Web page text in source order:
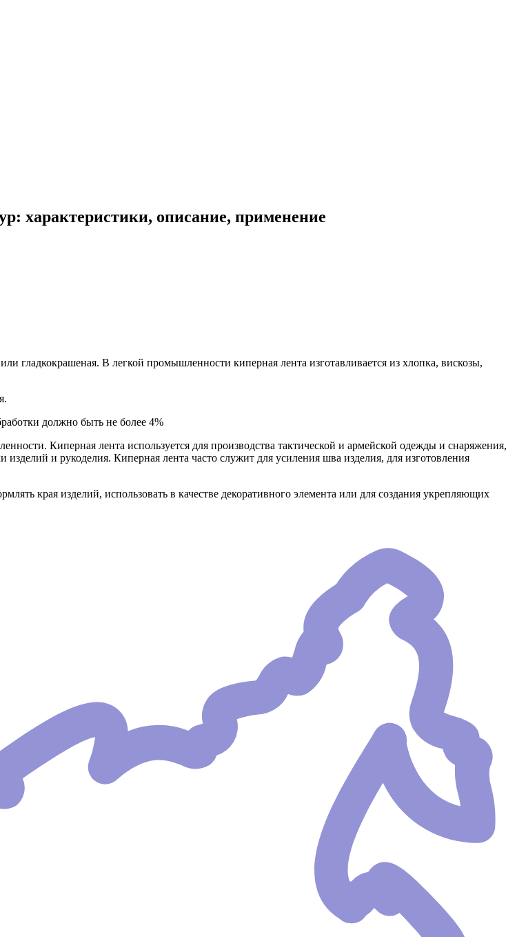
характеристики, описание, применение
гладкокрашеная. В легкой промышленности киперная лента изготавливается из хлопка, вискозы,
должно быть не более 4%
Киперная лента используется для производства тактической и армейской одежды и снаряжения,
и рукоделия. Киперная лента часто служит для усиления шва изделия, для изготовления
края изделий, использовать в качестве декоративного элемента или для создания укрепляющих